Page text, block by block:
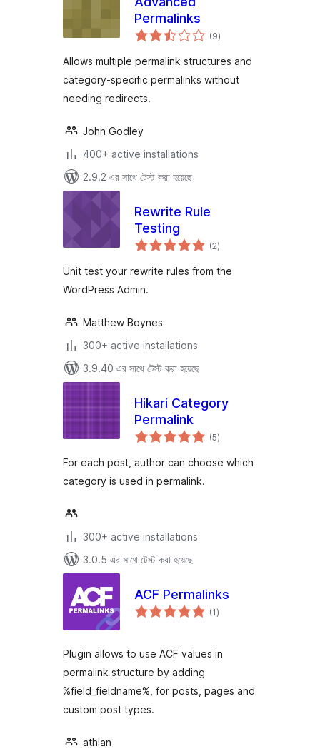
Permalinks
(9total
ratings
)
Allows multiple permalink structures and
category-specific permalinks without
needing redirects.
John Godley
400+ active installations
2.9.2 এর সাথে টেস্ট করা হয়েছে
Rewrite Rule
Testing
(2total
ratings
)
Unit test your rewrite rules from the
WordPress Admin.
Matthew Boynes
300+ active installations
3.9.40 এর সাথে টেস্ট করা হয়েছে
Hikari Category
Permalink
(5total
ratings
)
For each post, author can choose which
category is used in permalink.
300+ active installations
3.0.5 এর সাথে টেস্ট করা হয়েছে
ACF Permalinks
(1total
ratings
)
Plugin allows to use ACF values in
permalink structure by adding
%field_fieldname%, for posts, pages and
custom post types.
athlan